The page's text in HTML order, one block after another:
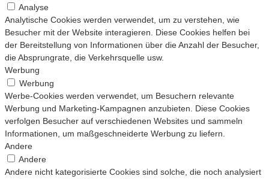
Analyse
Analytische Cookies werden verwendet, um zu verstehen, wie
Besucher mit der Website interagieren. Diese Cookies helfen bei
der Bereitstellung von Informationen über die Anzahl der Besucher,
die Absprungrate, die Verkehrsquelle usw.
Werbung
Werbung
Werbe-Cookies werden verwendet, um Besuchern relevante
Werbung und Marketing-Kampagnen anzubieten. Diese Cookies
verfolgen Besucher auf verschiedenen Websites und sammeln
Informationen, um maßgeschneiderte Werbung zu liefern.
Andere
Andere
Andere nicht kategorisierte Cookies sind solche, die noch analysiert